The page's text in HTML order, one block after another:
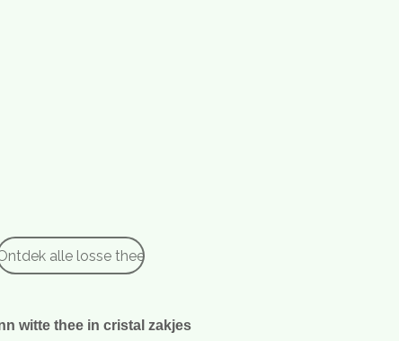
alle losse thee
witte thee in cristal zakjes